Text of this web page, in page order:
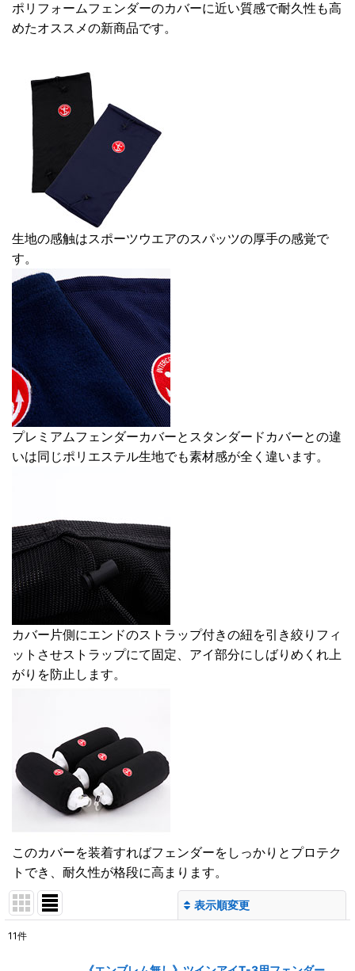
ポリフォームフェンダーのカバーに近い質感で耐久性も高
めたオススメの新商品です。
生地の感触はスポーツウエアのスパッツの厚手の感覚で
す。
プレミアムフェンダーカバーとスタンダードカバーとの違
いは同じポリエステル生地でも素材感が全く違います。
カバー片側にエンドのストラップ付きの紐を引き絞りフィ
ットさせストラップにて固定、アイ部分にしばりめくれ上
がりを防止します。
このカバーを装着すればフェンダーをしっかりとプロテク
トでき、耐久性が格段に高まります。
表示順変更
11件